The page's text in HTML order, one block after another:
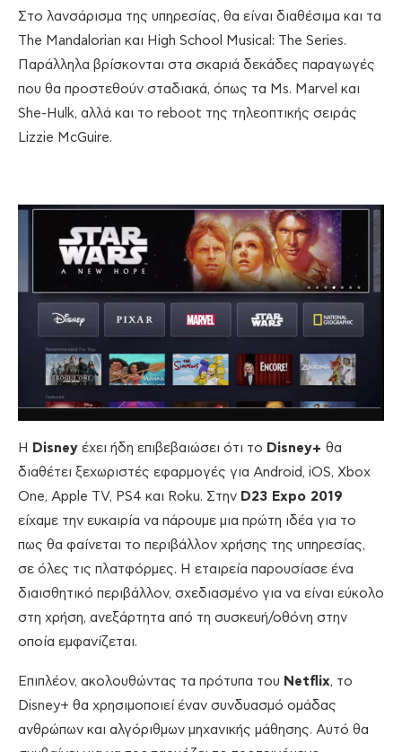
Στο λανσάρισμα της υπηρεσίας, θα είναι διαθέσιμα και τα
The Mandalorian και High School Musical: The Series.
Παράλληλα βρίσκονται στα σκαριά δεκάδες παραγωγές
που θα προστεθούν σταδιακά, όπως τα Ms. Marvel και
She-Hulk, αλλά και το reboot της τηλεοπτικής σειράς
Lizzie McGuire.
Η Disney έχει ήδη επιβεβαιώσει ότι το Disney+ θα
διαθέτει ξεχωριστές εφαρμογές για Android, iOS, Xbox
One, Apple TV, PS4 και Roku. Στην D23 Expo 2019
είχαμε την ευκαιρία να πάρουμε μια πρώτη ιδέα για το
πως θα φαίνεται το περιβάλλον χρήσης της υπηρεσίας,
σε όλες τις πλατφόρμες. Η εταιρεία παρουσίασε ένα
διαισθητικό περιβάλλον, σχεδιασμένο για να είναι εύκολο
στη χρήση, ανεξάρτητα από τη συσκευή/οθόνη στην
οποία εμφανίζεται.
Επιπλέον, ακολουθώντας τα πρότυπα του Netflix, το
Disney+ θα χρησιμοποιεί έναν συνδυασμό ομάδας
ανθρώπων και αλγόριθμων μηχανικής μάθησης. Αυτό θα